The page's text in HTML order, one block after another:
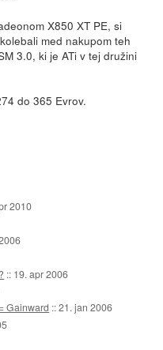
X850 XT PE, si
med nakupom teh
3.0, ki je ATi v tej družini
do 365 Evrov.
2010
:: 19. apr 2006
Gainward ::21. jan 2006